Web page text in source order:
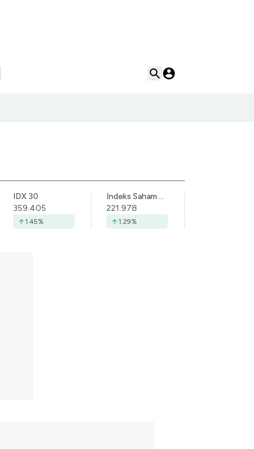
IDX 30
359.405
1.45%
Indeks Saham Syariah Indonesia
221.978
1.29%